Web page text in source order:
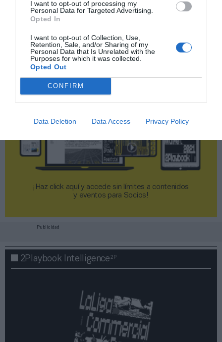
I want to opt-out of processing my
Personal Data for Targeted Advertising.
Opted In
I want to opt-out of Collection, Use,
Retention, Sale, and/or Sharing of my
Personal Data that Is Unrelated with the
Purposes for which it was collected.
Opted Out
CONFIRM
Data Deletion Data Access Privacy Policy
2Playbook Club
¡Haz click aquí y accede sin límites a contenidos
y eventos para Socios!​​​​​​​
Publicidad
2Playbook Intelligence2P